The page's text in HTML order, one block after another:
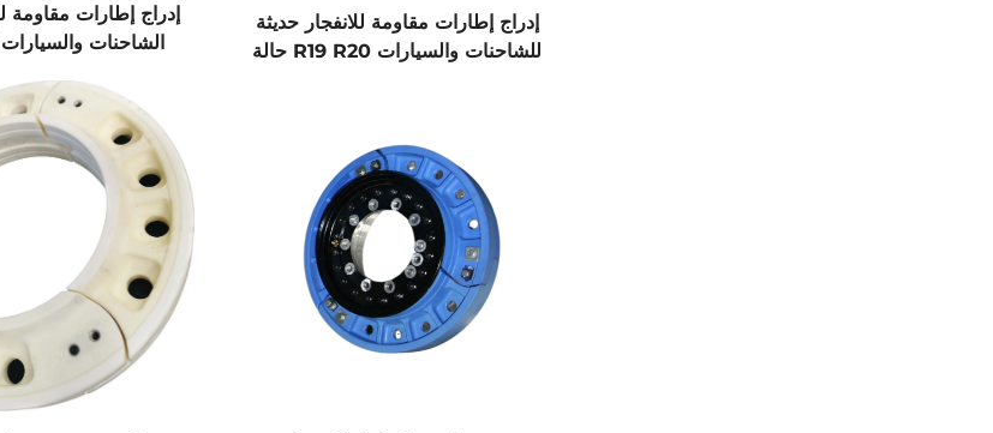
إدراج إطارات مقاومة للانفجار حديثة
للشاحنات والسيارات R19 R20 حالة
إدراج إطارات مقاومة
الشاحنات
تقنيًا